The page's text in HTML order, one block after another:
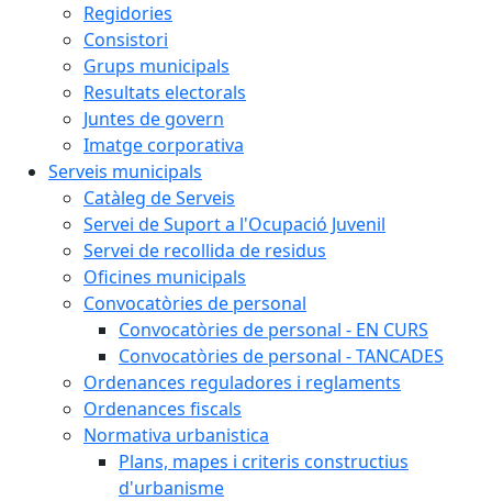
Regidories
Consistori
Grups municipals
Resultats electorals
Juntes de govern
Imatge corporativa
Serveis municipals
Catàleg de Serveis
Servei de Suport a l'Ocupació Juvenil
Servei de recollida de residus
Oficines municipals
Convocatòries de personal
Convocatòries de personal - EN CURS
Convocatòries de personal - TANCADES
Ordenances reguladores i reglaments
Ordenances fiscals
Normativa urbanistica
Plans, mapes i criteris constructius
d'urbanisme